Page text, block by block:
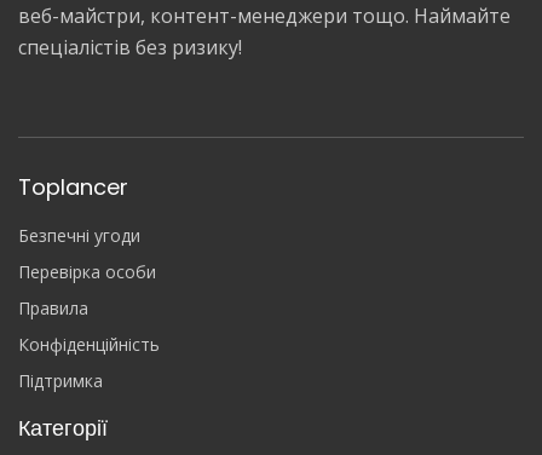
веб-майстри, контент-менеджери тощо. Наймайте
спеціалістів без ризику!
Toplancer
Безпечні угоди
Перевірка особи
Правила
Конфіденційність
Підтримка
Категорії